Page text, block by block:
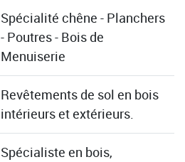
Spécialité chêne - Planchers
- Poutres - Bois de
Menuiserie
Revêtements de sol en bois
intérieurs et extérieurs.
Spécialiste en bois,